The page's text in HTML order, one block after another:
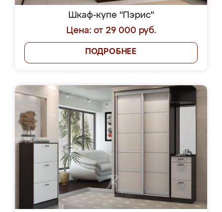
Шкаф-купе "Пэрис"
Цена: от 29 000 руб.
ПОДРОБНЕЕ